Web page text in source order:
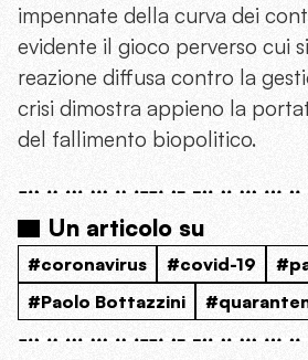
impennate della curva dei
evidente il gioco perverso cui
reazione diffusa contro la
crisi dimostra appieno la
del fallimento biopolitico.
Un articolo su
#coronavirus #covid-19
#Paolo Bottazzini